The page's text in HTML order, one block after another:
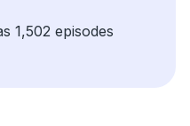
1,502 episodes